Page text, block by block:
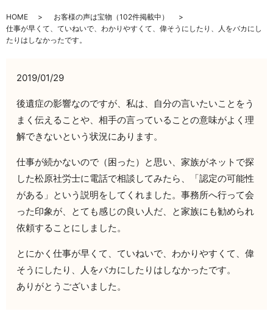
HOME
お客様の声は宝物（102件掲載中）
仕事が早くて、ていねいで、わかりやすくて、偉そうにしたり、人をバカにし
たりはしなかったです。
2019/01/29
後遺症の影響なのですが、私は、自分の言いたいことをう
まく伝えることや、相手の言っていることの意味がよく理
解できないという状況にあります。
仕事が続かないので（困った）と思い、家族がネットで探
した松原社労士に電話で相談してみたら、「認定の可能性
がある」という説明をしてくれました。事務所へ行って会
った印象が、とても感じの良い人だ、と家族にも勧められ
依頼することにしました。
とにかく仕事が早くて、ていねいで、わかりやすくて、偉
そうにしたり、人をバカにしたりはしなかったです。
ありがとうございました。